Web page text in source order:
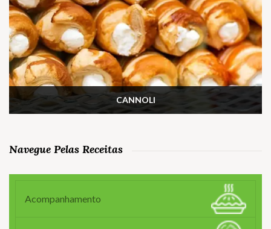
CANNOLI
Navegue Pelas Receitas
Acompanhamento